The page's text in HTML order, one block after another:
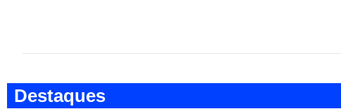
Destaques